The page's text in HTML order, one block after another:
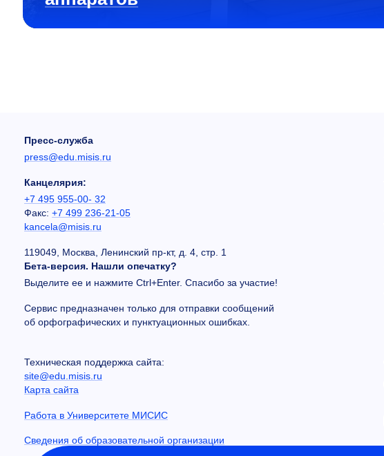
Пресс-служба
press@edu.misis.ru
Канцелярия:
+7 495 955-00- 32
Факс: +7 499 236-21-05
kancela@misis.ru
119049, Москва, Ленинский пр-кт, д. 4, стр. 1
Бета-версия. Нашли опечатку?
Выделите ее и нажмите Ctrl+Enter. Спасибо за участие!
Сервис предназначен только для отправки сообщений
об орфографических и пунктуационных ошибках.
Техническая поддержка сайта:
site@edu.misis.ru
Карта сайта
Работа в Университете МИСИС
Сведения об образовательной организации